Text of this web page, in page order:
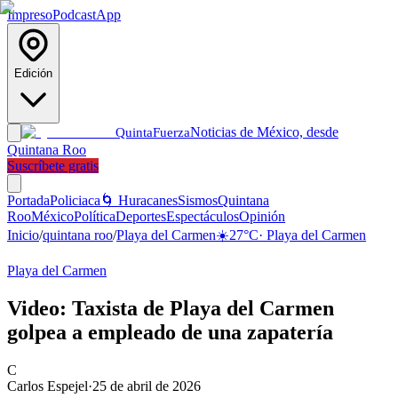
ImpresoPodcastApp
Edición
QuintaFuerzaNoticias de México, desde
Quintana Roo
Suscríbete gratis
PortadaPoliciaca 🌀 HuracanesSismosQuintana
RooMéxicoPolíticaDeportesEspectáculosOpinión
Inicio/quintana roo/Playa del Carmen☀️27°C· Playa del Carmen
Playa del Carmen
Video: Taxista de Playa del Carmen
golpea a empleado de una zapatería
C
Carlos Espejel·25 de abril de 2026